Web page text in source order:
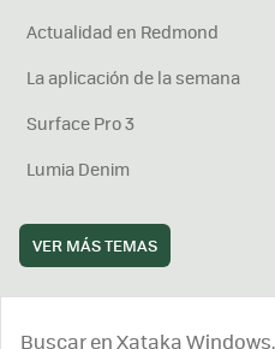
Actualidad en Redmond
La aplicación de la semana
Surface Pro 3
Lumia Denim
VER MÁS TEMAS